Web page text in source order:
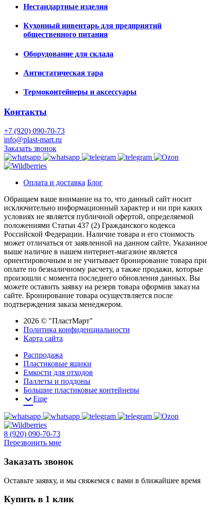
Нестандартные изделия
Кухонный инвентарь для предприятий
общественного питания
Оборудование для склада
Антистатическая тара
Термоконтейнеры и аксессуары
Контакты
+7 (920) 090-70-73
info@plast-mart.ru
Заказать звонок
Оплата и доставка Блог
Обращаем ваше внимание на то, что данный сайт носит
исключительно информационный характер и ни при каких
условиях не является публичной офертой, определяемой
положениями Статьи 437 (2) Гражданского кодекса
Российской Федерации. Наличие товара и его стоимость
может отличаться от заявленной на данном сайте. Указанное
выше наличие в нашем интернет-магазине является
ориентировочным и не учитывает бронирование товара при
оплате по безналичному расчету, а также продажи, которые
произошли с момента последнего обновления данных. Вы
можете оставить заявку на резерв товара оформив заказ на
сайте. Бронирование товара осуществляется после
подтверждения заказа менеджером.
2026 © "ПластМарт"
Политика конфиденциальности
Карта сайта
Распродажа
Пластиковые ящики
Емкости для отходов
Паллеты и поддоны
Большие пластиковые контейнеры
Еще
8 (920) 090-70-73
Перезвонить мне
Заказать звонок
Оставьте заявку, и мы свяжемся с вами в ближайшее время
Купить в 1 клик